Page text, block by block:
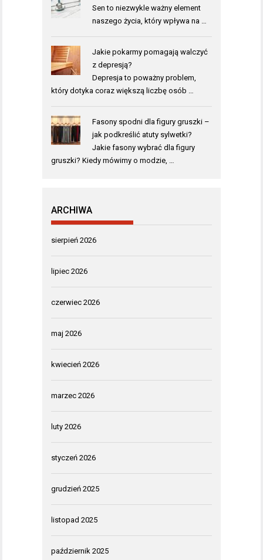
Sen to niezwykle ważny element
naszego życia, który wpływa na …
Jakie pokarmy pomagają walczyć
z depresją?
Depresja to poważny problem,
który dotyka coraz większą liczbę osób …
Fasony spodni dla figury gruszki –
jak podkreślić atuty sylwetki?
Jakie fasony wybrać dla figury
gruszki? Kiedy mówimy o modzie, …
ARCHIWA
sierpień 2026
lipiec 2026
czerwiec 2026
maj 2026
kwiecień 2026
marzec 2026
luty 2026
styczeń 2026
grudzień 2025
listopad 2025
październik 2025